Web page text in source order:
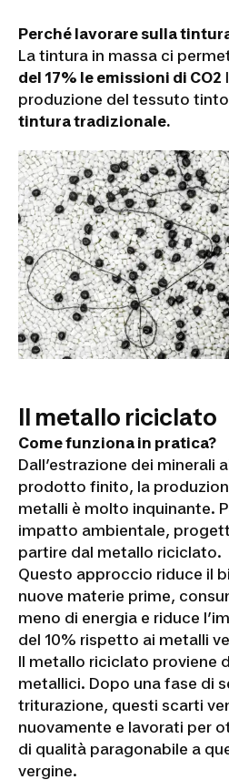
Perché lavorare sulla
La tintura in massa ci
del 17% le emissioni di CO2
produzione del tessuto tinto
tintura tradizionale.
Il metallo riciclato
Come funziona in pratica?
Dall’estrazione dei minerali
prodotto finito, la
metalli è molto inquinante.
impatto ambientale,
partire dal metallo riciclato.
Questo approccio riduce il
nuove materie prime,
meno di energia e riduce
del 10% rispetto ai metalli
Il metallo riciclato proviene
metallici. Dopo una fase di
triturazione, questi scarti
nuovamente e lavorati per
di qualità paragonabile a
vergine.